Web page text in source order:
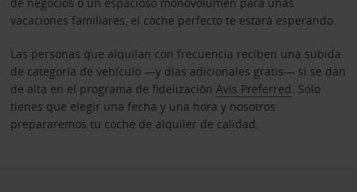
vacaciones familiares, el coche perfecto te estará esperando.
Las personas que alquilan con frecuencia reciben una subida
de categoría de vehículo —y días adicionales gratis— si se dan
de alta en el programa de fidelización Avis Preferred. Solo
tienes que elegir una fecha y una hora y nosotros
prepararemos tu coche de alquiler de calidad.